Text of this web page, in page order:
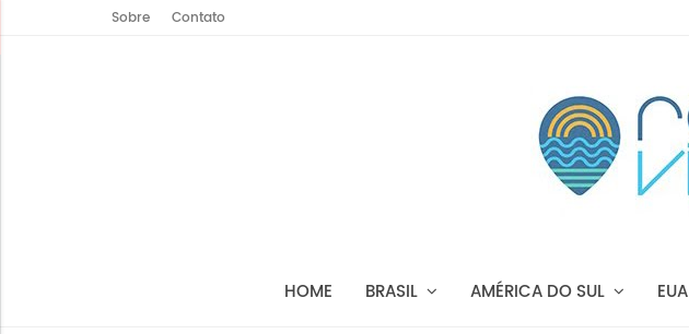
Sobre Contato
HOME BRASIL AMÉRICA DO SUL EUA